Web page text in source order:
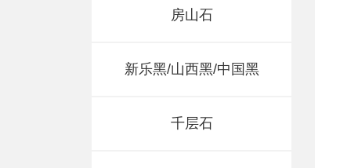
房山石
新乐黑/山西黑/中国黑
千层石